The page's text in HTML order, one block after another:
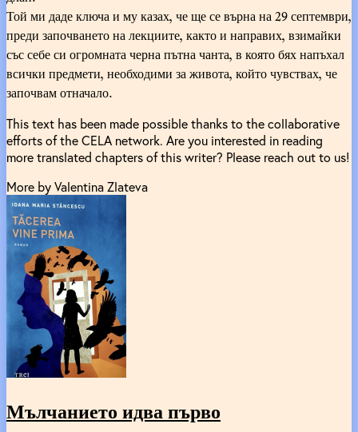
Той ми даде ключа и му казах, че ще се върна на 29 септември,
преди започването на лекциите, както и направих, взимайки
със себе си огромната черна пътна чанта, в която бях напъхал
всички предмети, необходими за живота, който чувствах, че
започвам отначало.
This text has been made possible thanks to the collaborative
efforts of the CELA network. Are you interested in reading
more translated chapters of this writer? Please reach out to us!
More by Valentina Zlateva
Мълчанието идва първо